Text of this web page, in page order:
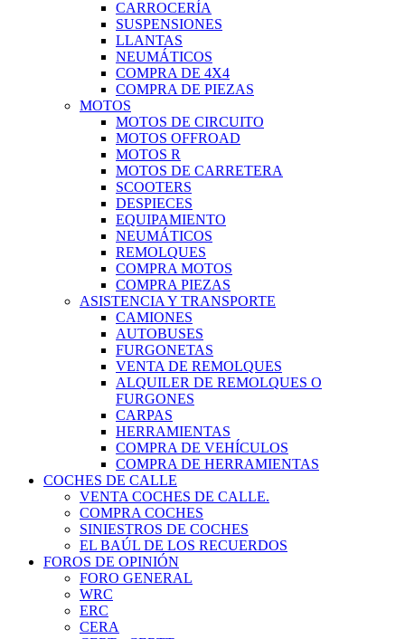
CARROCERÍA
SUSPENSIONES
LLANTAS
NEUMÁTICOS
COMPRA DE 4X4
COMPRA DE PIEZAS
MOTOS
MOTOS DE CIRCUITO
MOTOS OFFROAD
MOTOS R
MOTOS DE CARRETERA
SCOOTERS
DESPIECES
EQUIPAMIENTO
NEUMÁTICOS
REMOLQUES
COMPRA MOTOS
COMPRA PIEZAS
ASISTENCIA Y TRANSPORTE
CAMIONES
AUTOBUSES
FURGONETAS
VENTA DE REMOLQUES
ALQUILER DE REMOLQUES O
FURGONES
CARPAS
HERRAMIENTAS
COMPRA DE VEHÍCULOS
COMPRA DE HERRAMIENTAS
COCHES DE CALLE
VENTA COCHES DE CALLE.
COMPRA COCHES
SINIESTROS DE COCHES
EL BAÚL DE LOS RECUERDOS
FOROS DE OPINIÓN
FORO GENERAL
WRC
ERC
CERA